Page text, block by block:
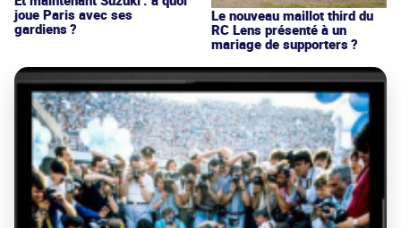
joue Paris avec ses
gardiens ?
Le nouveau maillot third du
RC Lens présenté à un
mariage de supporters ?